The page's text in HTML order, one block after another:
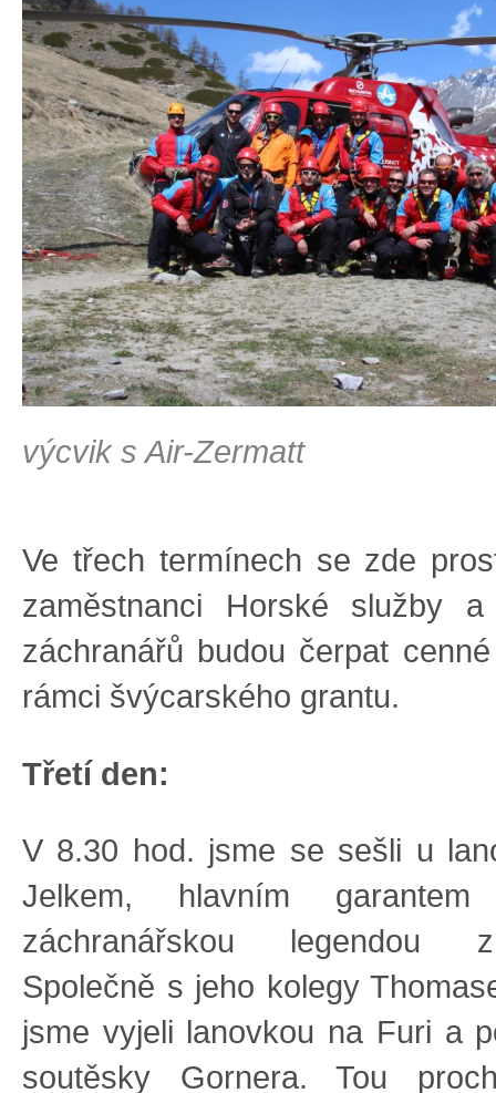
výcvik s Air-Zermatt
Ve třech termínech se zde
zaměstnanci Horské služby
záchranářů budou čerpat
rámci švýcarského grantu.
Třetí den:
V 8.30 hod. jsme se sešli u
Jelkem, hlavním
záchranářskou legendou
Společně s jeho kolegy
jsme vyjeli lanovkou na Furi a
soutěsky Gornera. Tou